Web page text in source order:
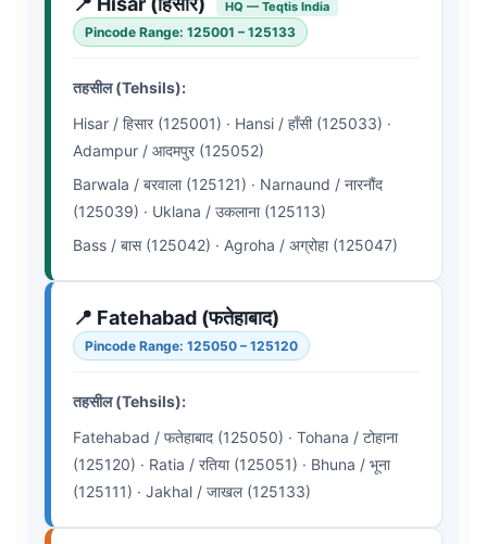
HQ — Teqtis India
Pincode Range: 125001 – 125133
तहसील (Tehsils):
Hisar / हिसार (125001) · Hansi / हाँसी (125033) ·
Adampur / आदमपुर (125052)
Barwala / बरवाला (125121) · Narnaund / नारनौंद
(125039) · Uklana / उकलाना (125113)
Bass / बास (125042) · Agroha / अग्रोहा (125047)
📍 Fatehabad (फतेहाबाद)
Pincode Range: 125050 – 125120
तहसील (Tehsils):
Fatehabad / फतेहाबाद (125050) · Tohana / टोहाना
(125120) · Ratia / रतिया (125051) · Bhuna / भूना
(125111) · Jakhal / जाखल (125133)